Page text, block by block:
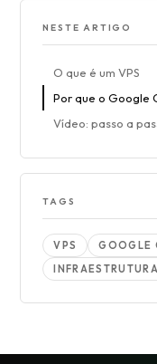
NESTE ARTIGO
O que é um VPS
Por que o Google
Vídeo: passo a
TAGS
VPS GOOGLE
INFRAESTRUTURA